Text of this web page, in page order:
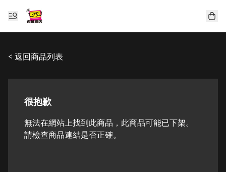
< 返回商品列表
很抱歉
無法在網站上找到此商品，此商品可能已下架。
請檢查商品連結是否正確。